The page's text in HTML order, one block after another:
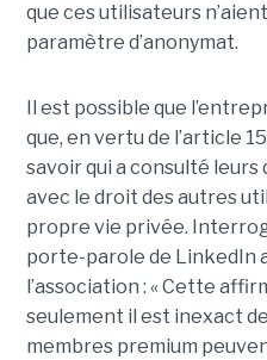
que ces utilisateurs
paramètre d’anonymat.
Il est possible que
que, en vertu de l’article
savoir qui a consulté
avec le droit des autres
propre vie privée.
porte-parole de LinkedIn
l’association : « Cette
seulement il est inexact
membres premium